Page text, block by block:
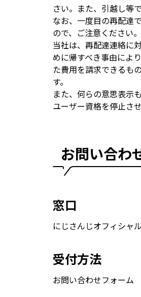
さい。また、引越し等
なお、一度目の再配達
ので、ご注意ください。
当社は、再配達連絡に
めに帰すべき事由によ
た費用を請求できるも
す。
また、何らの意思表示
ユーザー資格を停止さ
お問い合わ
窓口
にじさんじオフィシャ
受付方法
お問い合わせフォーム